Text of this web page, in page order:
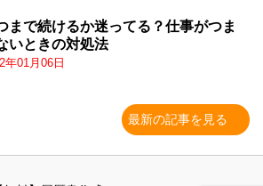
まで続けるか迷ってる？仕事がつま
いときの対処法
年01月06日
最新の記事を見る